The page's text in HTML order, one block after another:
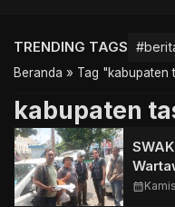
TRENDING TAGS
Beranda » Tag "kabupaten
kabupaten
calendar_month